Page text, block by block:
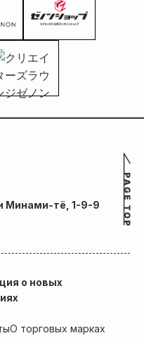
Минами-тё, 1-9-9
о новых
О торговых марках